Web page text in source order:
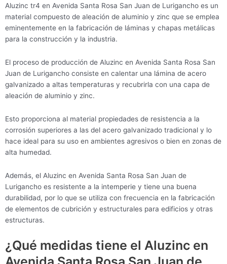
Aluzinc tr4 en Avenida Santa Rosa San Juan de Lurigancho es un
material compuesto de aleación de aluminio y zinc que se emplea
eminentemente en la fabricación de láminas y chapas metálicas
para la construcción y la industria.
El proceso de producción de Aluzinc en Avenida Santa Rosa San
Juan de Lurigancho consiste en calentar una lámina de acero
galvanizado a altas temperaturas y recubrirla con una capa de
aleación de aluminio y zinc.
Esto proporciona al material propiedades de resistencia a la
corrosión superiores a las del acero galvanizado tradicional y lo
hace ideal para su uso en ambientes agresivos o bien en zonas de
alta humedad.
Además, el Aluzinc en Avenida Santa Rosa San Juan de
Lurigancho es resistente a la intemperie y tiene una buena
durabilidad, por lo que se utiliza con frecuencia en la fabricación
de elementos de cubrición y estructurales para edificios y otras
estructuras.
¿Qué medidas tiene el Aluzinc en